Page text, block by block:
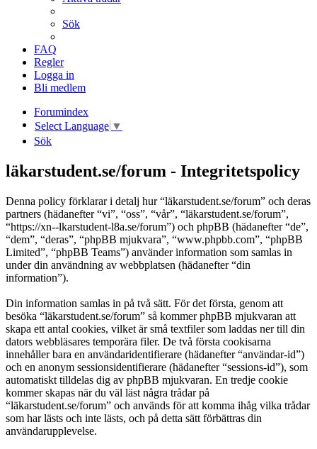
Sök
FAQ
Regler
Logga in
Bli medlem
Forumindex
Select Language ▼
Sök
läkarstudent.se/forum - Integritetspolicy
Denna policy förklarar i detalj hur “läkarstudent.se/forum” och deras
partners (hädanefter “vi”, “oss”, “vår”, “läkarstudent.se/forum”,
“https://xn--lkarstudent-l8a.se/forum”) och phpBB (hädanefter “de”,
“dem”, “deras”, “phpBB mjukvara”, “www.phpbb.com”, “phpBB
Limited”, “phpBB Teams”) använder information som samlas in
under din användning av webbplatsen (hädanefter “din
information”).
Din information samlas in på två sätt. För det första, genom att
besöka “läkarstudent.se/forum” så kommer phpBB mjukvaran att
skapa ett antal cookies, vilket är små textfiler som laddas ner till din
dators webbläsares temporära filer. De två första cookisarna
innehåller bara en användaridentifierare (hädanefter “användar-id”)
och en anonym sessionsidentifierare (hädanefter “sessions-id”), som
automatiskt tilldelas dig av phpBB mjukvaran. En tredje cookie
kommer skapas när du väl läst några trådar på
“läkarstudent.se/forum” och används för att komma ihåg vilka trådar
som har lästs och inte lästs, och på detta sätt förbättras din
användarupplevelse.